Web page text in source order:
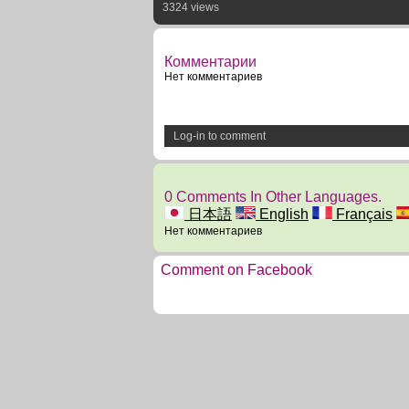
3324 views
Комментарии
Нет комментариев
Log-in to comment
0 Comments In Other Languages.
日本語
English Français
Нет комментариев
Comment on Facebook